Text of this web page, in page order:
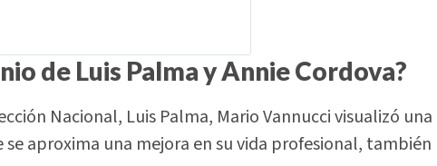
de Luis Palma y Annie Cordova?
Nacional, Luis Palma, Mario Vannucci visualizó una
aproxima una mejora en su vida profesional, también